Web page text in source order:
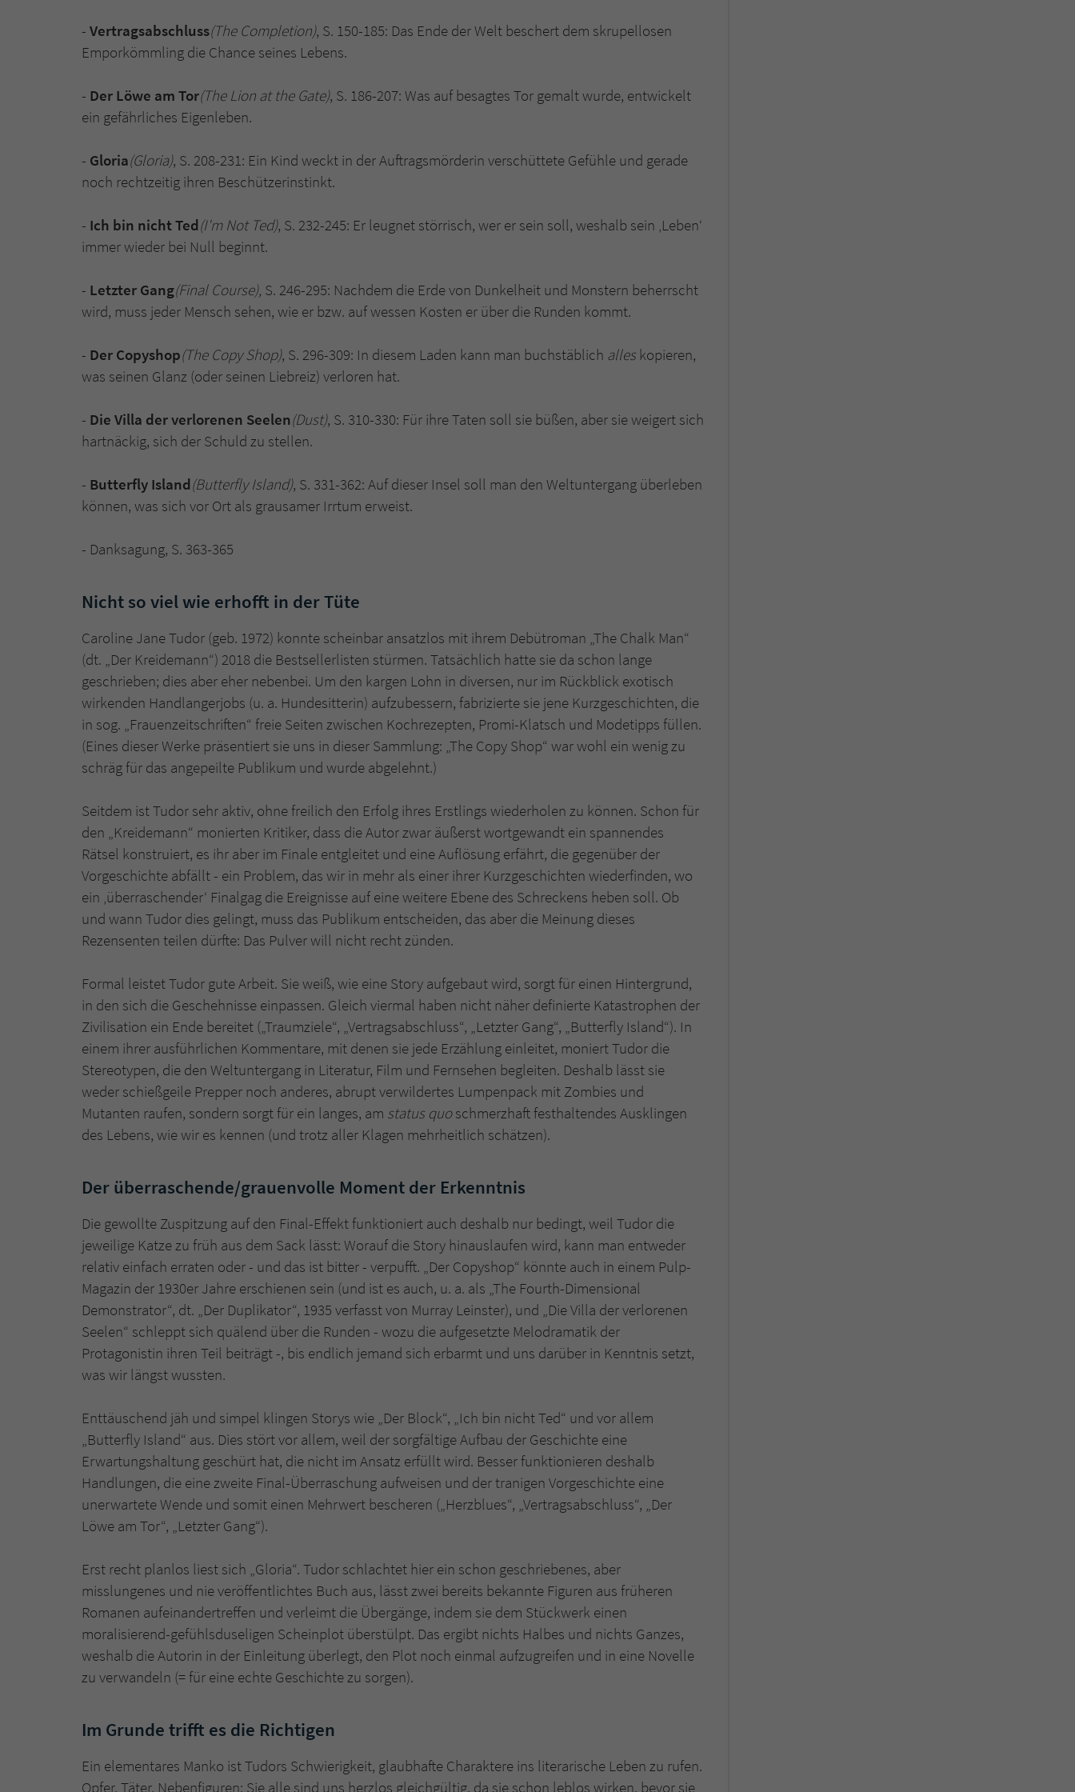
- Vertragsabschluss(The Completion), S. 150-185: Das Ende der Welt beschert dem skrupellosen
Emporkömmling die Chance seines Lebens.
- Der Löwe am Tor(The Lion at the Gate), S. 186-207: Was auf besagtes Tor gemalt wurde, entwickelt
ein gefährliches Eigenleben.
- Gloria(Gloria), S. 208-231: Ein Kind weckt in der Auftragsmörderin verschüttete Gefühle und gerade
noch rechtzeitig ihren Beschützerinstinkt.
- Ich bin nicht Ted(I'm Not Ted), S. 232-245: Er leugnet störrisch, wer er sein soll, weshalb sein ‚Leben‘
immer wieder bei Null beginnt.
- Letzter Gang(Final Course), S. 246-295: Nachdem die Erde von Dunkelheit und Monstern beherrscht
wird, muss jeder Mensch sehen, wie er bzw. auf wessen Kosten er über die Runden kommt.
- Der Copyshop(The Copy Shop), S. 296-309: In diesem Laden kann man buchstäblich alleskopieren,
was seinen Glanz (oder seinen Liebreiz) verloren hat.
- Die Villa der verlorenen Seelen(Dust), S. 310-330: Für ihre Taten soll sie büßen, aber sie weigert sich
hartnäckig, sich der Schuld zu stellen.
- Butterfly Island(Butterfly Island), S. 331-362: Auf dieser Insel soll man den Weltuntergang überleben
können, was sich vor Ort als grausamer Irrtum erweist.
- Danksagung, S. 363-365
Nicht so viel wie erhofft in der Tüte
Caroline Jane Tudor (geb. 1972) konnte scheinbar ansatzlos mit ihrem Debütroman „The Chalk Man“
(dt. „Der Kreidemann“) 2018 die Bestsellerlisten stürmen. Tatsächlich hatte sie da schon lange
geschrieben; dies aber eher nebenbei. Um den kargen Lohn in diversen, nur im Rückblick exotisch
wirkenden Handlangerjobs (u. a. Hundesitterin) aufzubessern, fabrizierte sie jene Kurzgeschichten, die
in sog. „Frauenzeitschriften“ freie Seiten zwischen Kochrezepten, Promi-Klatsch und Modetipps füllen.
(Eines dieser Werke präsentiert sie uns in dieser Sammlung: „The Copy Shop“ war wohl ein wenig zu
schräg für das angepeilte Publikum und wurde abgelehnt.)
Seitdem ist Tudor sehr aktiv, ohne freilich den Erfolg ihres Erstlings wiederholen zu können. Schon für
den „Kreidemann“ monierten Kritiker, dass die Autor zwar äußerst wortgewandt ein spannendes
Rätsel konstruiert, es ihr aber im Finale entgleitet und eine Auflösung erfährt, die gegenüber der
Vorgeschichte abfällt - ein Problem, das wir in mehr als einer ihrer Kurzgeschichten wiederfinden, wo
ein ‚überraschender‘ Finalgag die Ereignisse auf eine weitere Ebene des Schreckens heben soll. Ob
und wann Tudor dies gelingt, muss das Publikum entscheiden, das aber die Meinung dieses
Rezensenten teilen dürfte: Das Pulver will nicht recht zünden.
Formal leistet Tudor gute Arbeit. Sie weiß, wie eine Story aufgebaut wird, sorgt für einen Hintergrund,
in den sich die Geschehnisse einpassen. Gleich viermal haben nicht näher definierte Katastrophen der
Zivilisation ein Ende bereitet („Traumziele“, „Vertragsabschluss“, „Letzter Gang“, „Butterfly Island“). In
einem ihrer ausführlichen Kommentare, mit denen sie jede Erzählung einleitet, moniert Tudor die
Stereotypen, die den Weltuntergang in Literatur, Film und Fernsehen begleiten. Deshalb lässt sie
weder schießgeile Prepper noch anderes, abrupt verwildertes Lumpenpack mit Zombies und
Mutanten raufen, sondern sorgt für ein langes, am status quoschmerzhaft festhaltendes Ausklingen
des Lebens, wie wir es kennen (und trotz aller Klagen mehrheitlich schätzen).
Der überraschende/grauenvolle Moment der Erkenntnis
Die gewollte Zuspitzung auf den Final-Effekt funktioniert auch deshalb nur bedingt, weil Tudor die
jeweilige Katze zu früh aus dem Sack lässt: Worauf die Story hinauslaufen wird, kann man entweder
relativ einfach erraten oder - und das ist bitter - verpufft. „Der Copyshop“ könnte auch in einem Pulp-
Magazin der 1930er Jahre erschienen sein (und ist es auch, u. a. als „The Fourth-Dimensional
Demonstrator“, dt. „Der Duplikator“, 1935 verfasst von Murray Leinster), und „Die Villa der verlorenen
Seelen“ schleppt sich quälend über die Runden - wozu die aufgesetzte Melodramatik der
Protagonistin ihren Teil beiträgt -, bis endlich jemand sich erbarmt und uns darüber in Kenntnis setzt,
was wir längst wussten.
Enttäuschend jäh und simpel klingen Storys wie „Der Block“, „Ich bin nicht Ted“ und vor allem
„Butterfly Island“ aus. Dies stört vor allem, weil der sorgfältige Aufbau der Geschichte eine
Erwartungshaltung geschürt hat, die nicht im Ansatz erfüllt wird. Besser funktionieren deshalb
Handlungen, die eine zweite Final-Überraschung aufweisen und der tranigen Vorgeschichte eine
unerwartete Wende und somit einen Mehrwert bescheren („Herzblues“, „Vertragsabschluss“, „Der
Löwe am Tor“, „Letzter Gang“).
Erst recht planlos liest sich „Gloria“. Tudor schlachtet hier ein schon geschriebenes, aber
misslungenes und nie veröffentlichtes Buch aus, lässt zwei bereits bekannte Figuren aus früheren
Romanen aufeinandertreffen und verleimt die Übergänge, indem sie dem Stückwerk einen
moralisierend-gefühlsduseligen Scheinplot überstülpt. Das ergibt nichts Halbes und nichts Ganzes,
weshalb die Autorin in der Einleitung überlegt, den Plot noch einmal aufzugreifen und in eine Novelle
zu verwandeln (= für eine echte Geschichte zu sorgen).
Im Grunde trifft es die Richtigen
Ein elementares Manko ist Tudors Schwierigkeit, glaubhafte Charaktere ins literarische Leben zu rufen.
Opfer, Täter, Nebenfiguren: Sie alle sind uns herzlos gleichgültig, da sie schon leblos wirken, bevor sie